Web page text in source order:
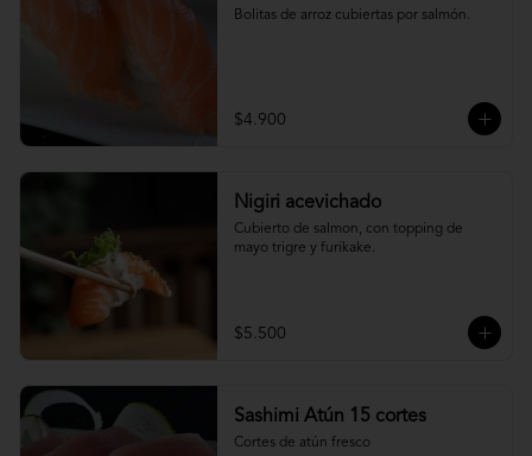
Bolitas de arroz cubiertas por salmón.
$4.900
Nigiri acevichado
Cubierto de salmon, con topping de
mayo trigre y furikake.
$5.500
Sashimi Atún 15 cortes
Cortes de atún fresco